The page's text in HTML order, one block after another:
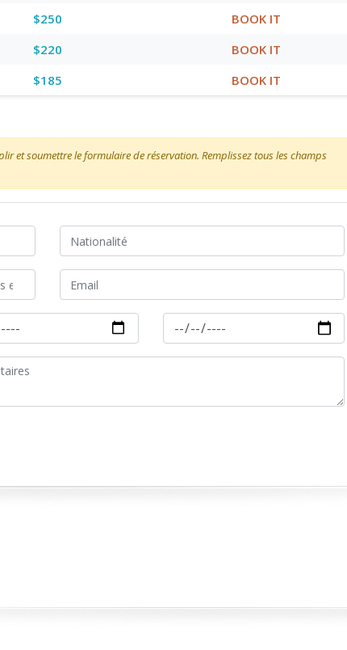
$250
BOOK IT
$220
BOOK IT
$185 BOOK IT
et soumettre le formulaire de réservation. Remplissez tous les champs